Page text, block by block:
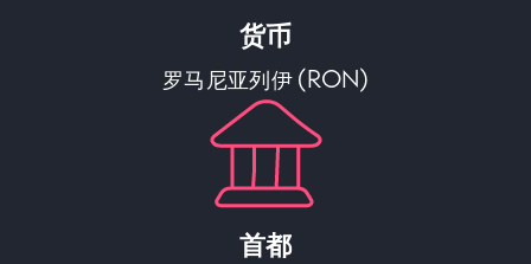
货币
罗马尼亚列伊 (RON)
首都